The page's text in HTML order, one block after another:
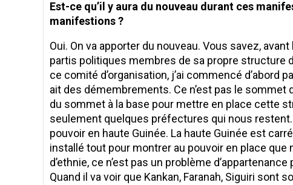
Est-ce qu’il y aura du nouveau durant ces
manifestions ?
Oui. On va apporter du nouveau. Vous savez,
partis politiques membres de sa propre structure
ce comité d’organisation, j’ai commencé d’abord
ait des démembrements. Ce n’est pas le
du sommet à la base pour mettre en place cette
seulement quelques préfectures qui nous
pouvoir en haute Guinée. La haute Guinée est
installé tout pour montrer au pouvoir en place que
d’ethnie, ce n’est pas un problème
Quand il va voir que Kankan, Faranah, Siguiri sont